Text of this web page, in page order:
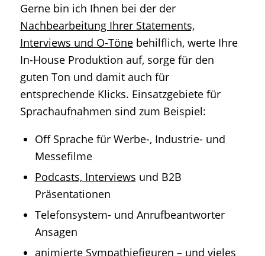
Gerne bin ich Ihnen bei der der
Nachbearbeitung Ihrer Statements,
Interviews und O-Tönebehilflich, werte Ihre
In-House Produktion auf, sorge für den
guten Ton und damit auch für
entsprechende Klicks. Einsatzgebiete für
Sprachaufnahmen sind zum Beispiel:
Off Sprache für Werbe-, Industrie- und
Messefilme
Podcasts, Interviews und B2B
Präsentationen
Telefonsystem- und Anrufbeantworter
Ansagen
animierte Sympathiefiguren – und vieles